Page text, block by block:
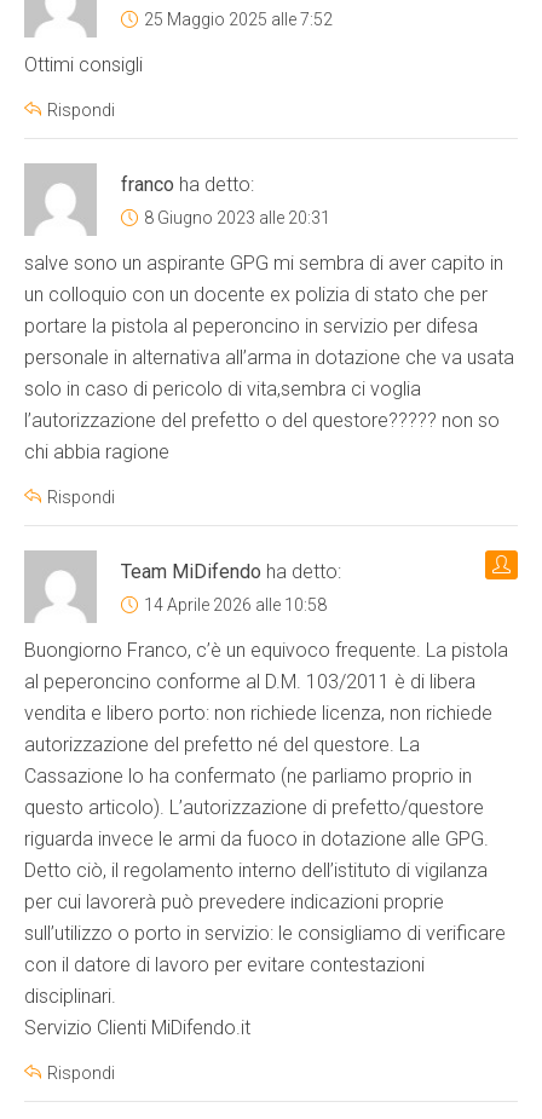
25 Maggio 2025 alle 7:52
Ottimi consigli
Rispondi
franco ha detto:
8 Giugno 2023 alle 20:31
salve sono un aspirante GPG mi sembra di aver capito in
un colloquio con un docente ex polizia di stato che per
portare la pistola al peperoncino in servizio per difesa
personale in alternativa all’arma in dotazione che va usata
solo in caso di pericolo di vita,sembra ci voglia
l’autorizzazione del prefetto o del questore????? non so
chi abbia ragione
Rispondi
Team MiDifendo ha detto:
14 Aprile 2026 alle 10:58
Buongiorno Franco, c’è un equivoco frequente. La pistola
al peperoncino conforme al D.M. 103/2011 è di libera
vendita e libero porto: non richiede licenza, non richiede
autorizzazione del prefetto né del questore. La
Cassazione lo ha confermato (ne parliamo proprio in
questo articolo). L’autorizzazione di prefetto/questore
riguarda invece le armi da fuoco in dotazione alle GPG.
Detto ciò, il regolamento interno dell’istituto di vigilanza
per cui lavorerà può prevedere indicazioni proprie
sull’utilizzo o porto in servizio: le consigliamo di verificare
con il datore di lavoro per evitare contestazioni
disciplinari.
Servizio Clienti MiDifendo.it
Rispondi